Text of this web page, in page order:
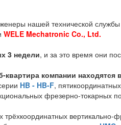
нашей технической
WELE Mechatronic Co., Ltd.
3 недели, и за это время они
компании находятся
HB - HB-F,
фрезерно-
трёхкоординатных вертикально-